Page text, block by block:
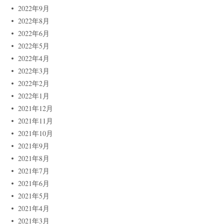
2022年9月
2022年8月
2022年6月
2022年5月
2022年4月
2022年3月
2022年2月
2022年1月
2021年12月
2021年11月
2021年10月
2021年9月
2021年8月
2021年7月
2021年6月
2021年5月
2021年4月
2021年3月